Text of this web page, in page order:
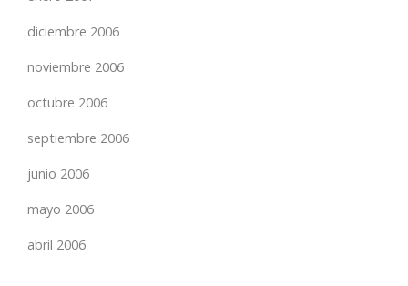
diciembre 2006
noviembre 2006
octubre 2006
septiembre 2006
junio 2006
mayo 2006
abril 2006